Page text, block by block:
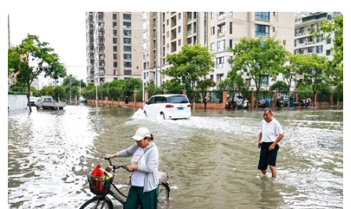
Hình ảnh từ camera an ninh trong nhà thờ ở bang Texas.